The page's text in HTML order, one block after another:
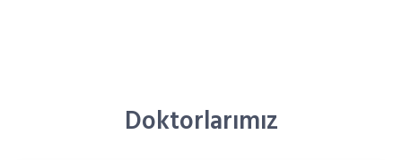
Doktorlarımız